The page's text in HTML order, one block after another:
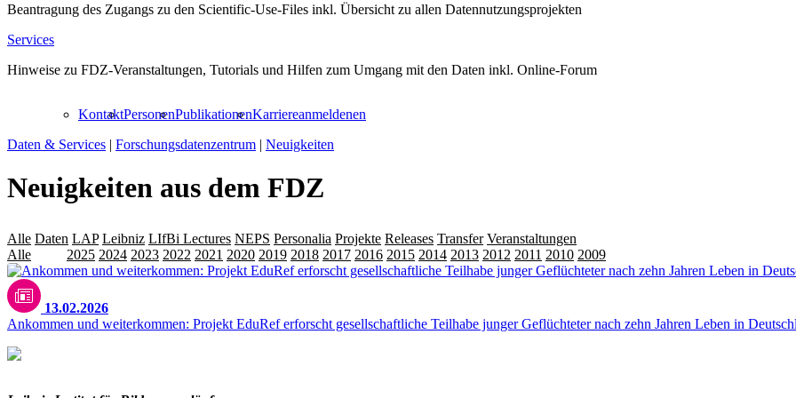
Beantragung des Zugangs zu den Scientific-Use-Files inkl. Übersicht zu allen Datennutzungsprojekten
Services
Hinweise zu FDZ-Veranstaltungen, Tutorials und Hilfen zum Umgang mit den Daten inkl. Online-Forum
KontaktPersonenPublikationenKarriereanmeldenen
Daten & Services | Forschungsdatenzentrum | Neuigkeiten
Neuigkeiten aus dem FDZ
Alle Daten LAP Leibniz LIfBi Lectures NEPS Personalia Projekte Releases Transfer Veranstaltungen
Alle
2025 2024 2023 2022 2021 2020 2019 2018 2017 2016 2015 2014 2013 2012 2011 2010 2009
13.02.2026
Ankommen und weiterkommen: Projekt EduRef erforscht gesellschaftliche Teilhabe junger Geflüchteter nach zehn Jahren Leben in